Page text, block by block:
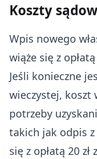
Koszty
Wpis nowego
wiąże się z
Jeśli konieczne
wieczystej, koszt
potrzeby
takich jak odpis
się z opłatą 20